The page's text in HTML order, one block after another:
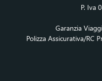
P. Iva
Garanzia
Polizza Assicurativa/RC